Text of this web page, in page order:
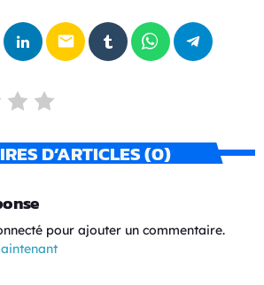
email
D’ARTICLES (0)
pour ajouter un commentaire.